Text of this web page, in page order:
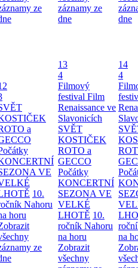
ze
záznamy ze
dne
dne
a
VE
10.
Nahoru
horu
ze
13
4
Filmový
festival Film
Renaissance ve
Slavonicích
SVĚT
KOSTIČEK
ROTO a
GECCO
Počátky
KONCERTNÍ
SEZONA VE
VELKÉ
LHOTĚ 10.
ročník Nahoru
na horu
Zobrazit
všechny
14
4
na